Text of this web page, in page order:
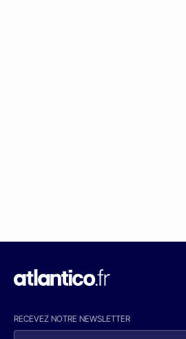
RECEVEZ NOTRE NEWSLETTER